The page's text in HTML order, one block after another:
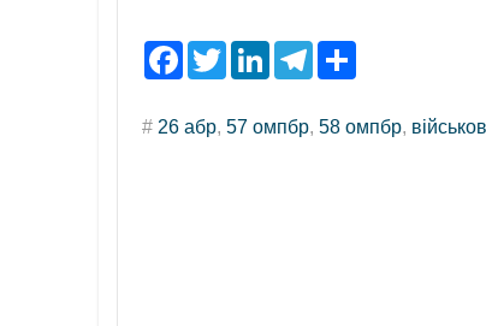
F
a
b
T
w
t
L
e
T
g
e
# 26 абр, 57 омпбр, 58 омпбр,